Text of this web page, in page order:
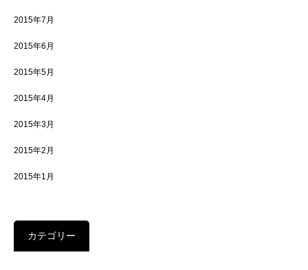
2015年7月
2015年6月
2015年5月
2015年4月
2015年3月
2015年2月
2015年1月
カテゴリー